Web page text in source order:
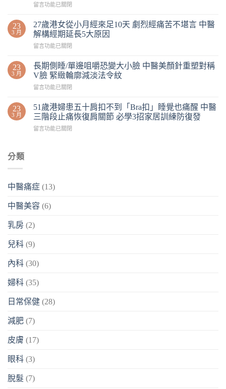
留言功能已關閉
23
3 月
27歲港女從小月經來足10天 劇烈經痛苦不堪言 中醫
解構經期延長5大原因
留言功能已關閉
23
3 月
長期側睡/單邊咀嚼恐變大小臉 中醫美顏針重塑對稱
V臉 緊緻輪廓減淡法令紋
留言功能已關閉
23
3 月
51歲港婦患五十肩扣不到「Bra扣」睡覺也痛醒 中醫
三階段止痛恢復肩關節 必學3招家居訓練防復發
留言功能已關閉
分類
中醫痛症 (13)
中醫美容 (6)
乳房 (2)
兒科 (9)
內科 (30)
婦科 (35)
日常保健 (28)
減肥 (7)
皮膚 (17)
眼科 (3)
脫髮 (7)